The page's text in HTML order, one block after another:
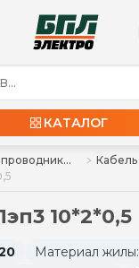
КАТАЛОГ
Кабельно-проводниковая продукция
10*2*0,5
Материал жилы: